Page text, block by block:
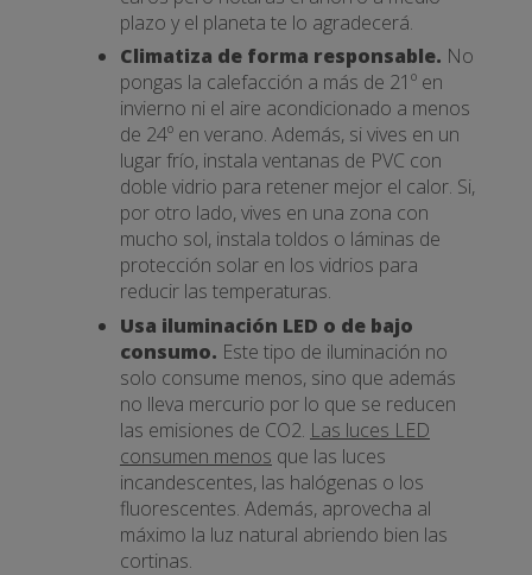
plazo y el planeta te lo agradecerá.
Climatiza de forma responsable. No
pongas la calefacción a más de 21º en
invierno ni el aire acondicionado a menos
de 24º en verano. Además, si vives en un
lugar frío, instala ventanas de PVC con
doble vidrio para retener mejor el calor. Si,
por otro lado, vives en una zona con
mucho sol, instala toldos o láminas de
protección solar en los vidrios para
reducir las temperaturas.
Usa iluminación LED o de bajo
consumo. Este tipo de iluminación no
solo consume menos, sino que además
no lleva mercurio por lo que se reducen
las emisiones de CO2. Las luces LED
consumen menos que las luces
incandescentes, las halógenas o los
fluorescentes. Además, aprovecha al
máximo la luz natural abriendo bien las
cortinas.